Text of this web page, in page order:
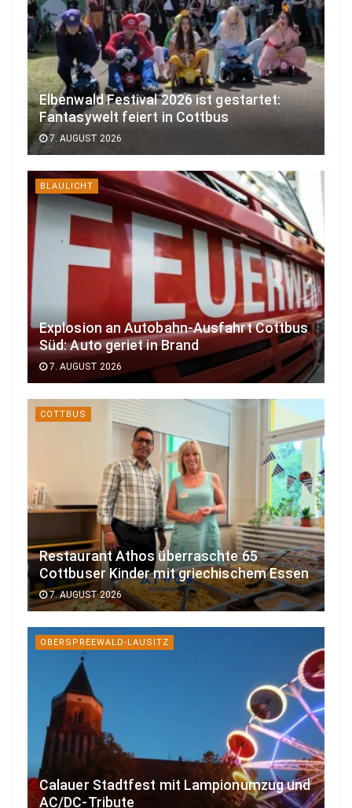
Elbenwald Festival 2026 ist gestartet:
Fantasywelt feiert in Cottbus
7. AUGUST 2026
BLAULICHT
Explosion an Autobahn-Ausfahrt Cottbus
Süd: Auto geriet in Brand
7. AUGUST 2026
COTTBUS
Restaurant Athos überraschte 65
Cottbuser Kinder mit griechischem Essen
7. AUGUST 2026
OBERSPREEWALD-LAUSITZ
Calauer Stadtfest mit Lampionumzug und
AC/DC-Tribute